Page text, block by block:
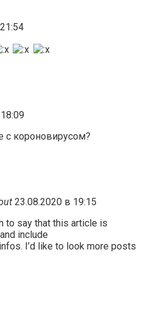
с короновирусом?
23.08.2020 в 19:15
to say that this article is
include
I’d like to look more posts